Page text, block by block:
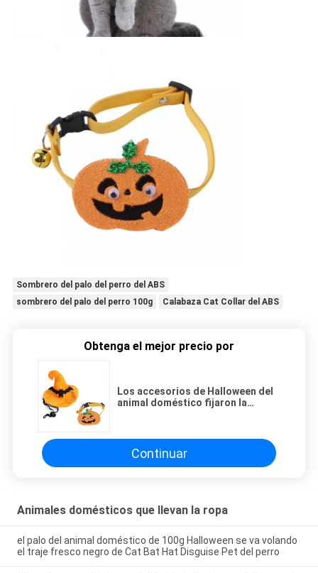
Sombrero del palo del perro del ABS
sombrero del palo del perro 100g
Calabaza Cat Collar del ABS
Obtenga el mejor precio por
Los accesorios de Halloween del
animal doméstico fijaron la
Continuar
Animales domésticos que llevan la ropa
el palo del animal doméstico de 100g Halloween se va volando
el traje fresco negro de Cat Bat Hat Disguise Pet del perro